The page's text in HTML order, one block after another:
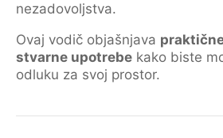
nezadovoljstva.
Ovaj vodič objašnjava
stvarne upotrebe kako biste
odluku za svoj prostor.